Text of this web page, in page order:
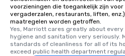
voorzieningen die toegankelijk zijn voor
vergaderzalen, restaurants, liften,
maatregelen worden getroffen.
Yes, Marriott cares greatly about
hygiene and sanitation very seriously.
standards of cleanliness for all of its
exceed public health department